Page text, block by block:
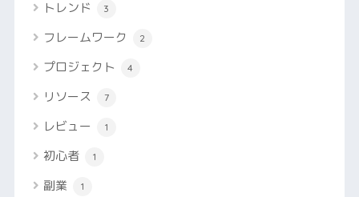
トレンド 3
フレームワーク 2
プロジェクト 4
リソース 7
レビュー 1
初心者 1
副業 1